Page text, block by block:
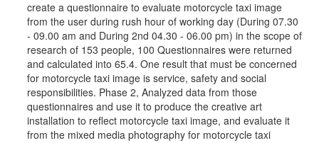
create a questionnaire to evaluate motorcycle taxi image
from the user during rush hour of working day (During 07.30
- 09.00 am and During 2nd 04.30 - 06.00 pm) in the scope of
research of 153 people, 100 Questionnaires were returned
and calculated into 65.4. One result that must be concerned
for motorcycle taxi image is service, safety and social
responsibilities. Phase 2, Analyzed data from those
questionnaires and use it to produce the creative art
installation to reflect motorcycle taxi image, and evaluate it
from the mixed media photography for motorcycle taxi